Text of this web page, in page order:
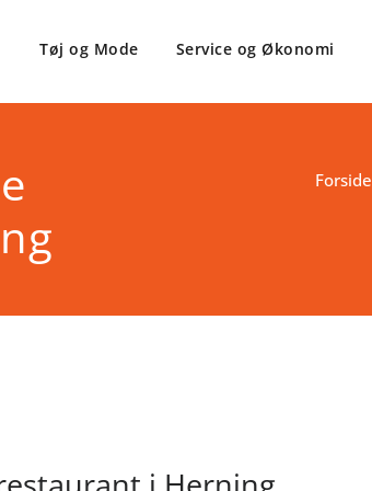
Tøj og Mode Service og Økonomi
Forside